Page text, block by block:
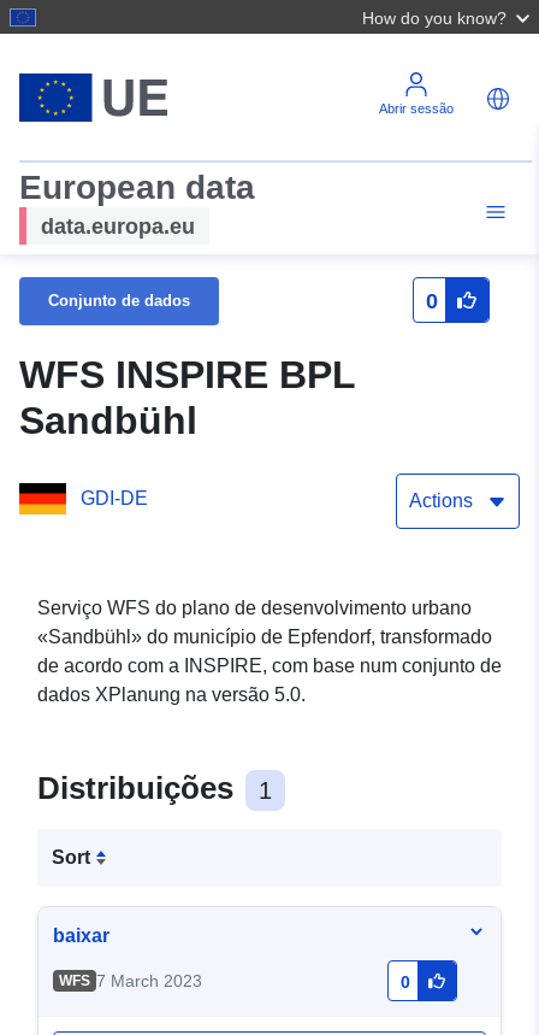
How do you know?
Abrir sessão
European data
data.europa.eu
Conjunto de dados 0
WFS INSPIRE BPL
Sandbühl
GDI-DE Actions
Serviço WFS do plano de desenvolvimento urbano
«Sandbühl» do município de Epfendorf, transformado
de acordo com a INSPIRE, com base num conjunto de
dados XPlanung na versão 5.0.
Distribuições 1
Sort
baixar
WFS 7 March 2023 0